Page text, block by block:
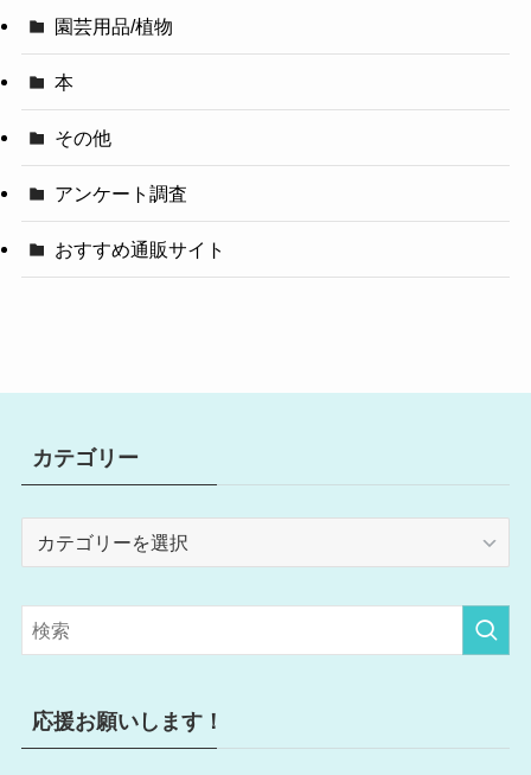
園芸用品/植物
本
その他
アンケート調査
おすすめ通販サイト
カテゴリー
リ
ー
応援お願いします！